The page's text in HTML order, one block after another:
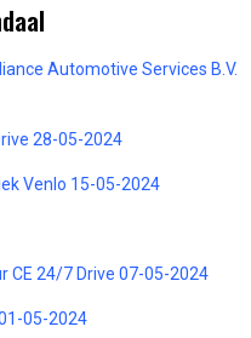
Automotive Services B.V.
28-05-2024
Venlo 15-05-2024
CE 24/7 Drive 07-05-2024
05-2024